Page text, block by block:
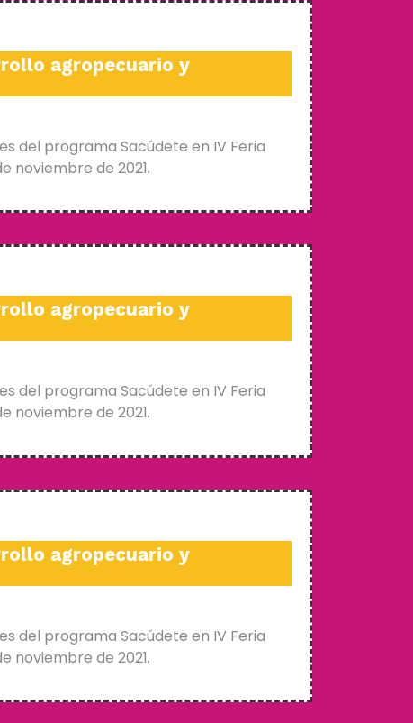
agropecuario y
del programa Sacúdete en IV Feria
noviembre de 2021.
agropecuario y
del programa Sacúdete en IV Feria
noviembre de 2021.
agropecuario y
del programa Sacúdete en IV Feria
noviembre de 2021.